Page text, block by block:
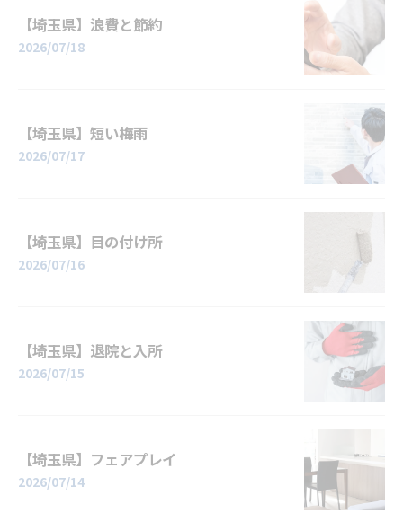
【埼玉県】浪費と節約
2026/07/18
【埼玉県】短い梅雨
2026/07/17
【埼玉県】目の付け所
2026/07/16
【埼玉県】退院と入所
2026/07/15
【埼玉県】フェアプレイ
2026/07/14